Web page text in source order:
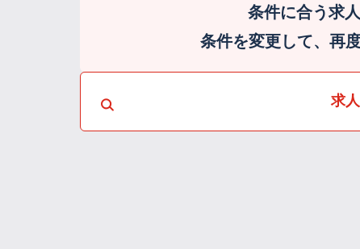
条件に合う求
条件を変更して、再
求